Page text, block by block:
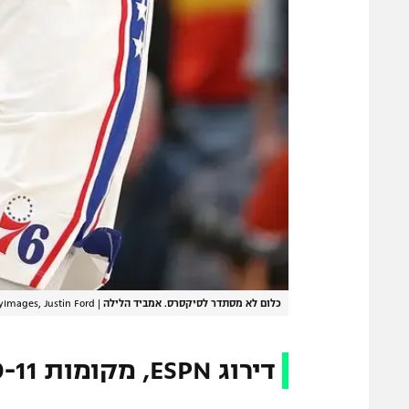
כלום לא מסתדר לסיקסרס. אמביד הלילה |
Justin Ford
דירוג ESPN, מקומות 50-11